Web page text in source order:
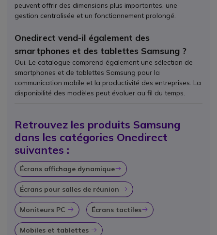
peuvent offrir des dimensions plus importantes, une
gestion centralisée et un fonctionnement prolongé.
Onedirect vend-il également des
smartphones et des tablettes Samsung ?
Oui. Le catalogue comprend également une sélection de
smartphones et de tablettes Samsung pour la
communication mobile et la productivité des entreprises. La
disponibilité des modèles peut évoluer au fil du temps.
Retrouvez les produits Samsung
dans les catégories Onedirect
suivantes :
Écrans affichage dynamique Icône
Écrans pour salles de réunion Icône
Moniteurs PC Icône Écrans tactiles Icône
Mobiles et tablettes Icône